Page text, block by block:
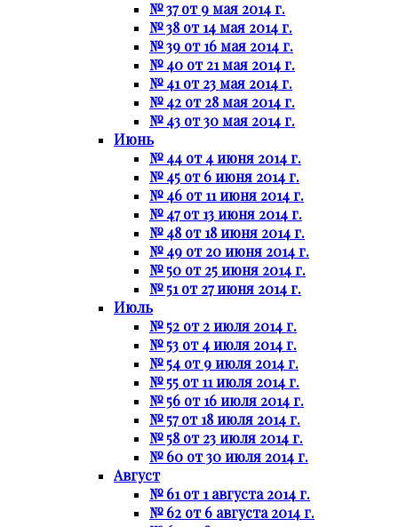
№ 37 от 9 мая 2014 г.
№ 38 от 14 мая 2014 г.
№ 39 от 16 мая 2014 г.
№ 40 от 21 мая 2014 г.
№ 41 от 23 мая 2014 г.
№ 42 от 28 мая 2014 г.
№ 43 от 30 мая 2014 г.
Июнь
№ 44 от 4 июня 2014 г.
№ 45 от 6 июня 2014 г.
№ 46 от 11 июня 2014 г.
№ 47 от 13 июня 2014 г.
№ 48 от 18 июня 2014 г.
№ 49 от 20 июня 2014 г.
№ 50 от 25 июня 2014 г.
№ 51 от 27 июня 2014 г.
Июль
№ 52 от 2 июля 2014 г.
№ 53 от 4 июля 2014 г.
№ 54 от 9 июля 2014 г.
№ 55 от 11 июля 2014 г.
№ 56 от 16 июля 2014 г.
№ 57 от 18 июля 2014 г.
№ 58 от 23 июля 2014 г.
№ 60 от 30 июля 2014 г.
Август
№ 61 от 1 августа 2014 г.
№ 62 от 6 августа 2014 г.